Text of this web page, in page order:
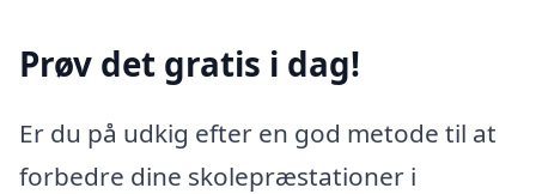
Prøv det gratis i dag!
Er du på udkig efter en god metode til at
forbedre dine skolepræstationer i